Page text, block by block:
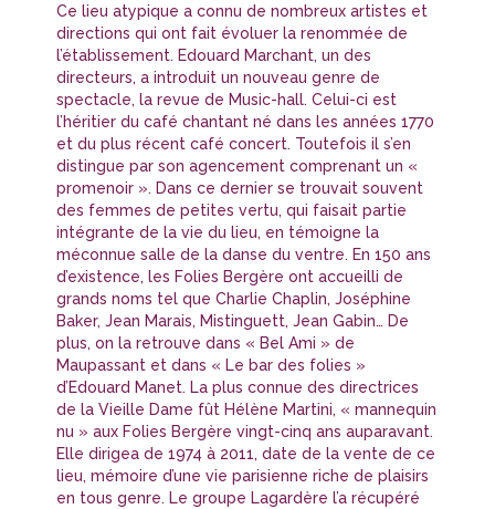
Ce lieu atypique a connu de nombreux artistes et
directions qui ont fait évoluer la renommée de
l’établissement. Edouard Marchant, un des
directeurs, a introduit un nouveau genre de
spectacle, la revue de Music-hall. Celui-ci est
l’héritier du café chantant né dans les années 1770
et du plus récent café concert. Toutefois il s’en
distingue par son agencement comprenant un «
promenoir ». Dans ce dernier se trouvait souvent
des femmes de petites vertu, qui faisait partie
intégrante de la vie du lieu, en témoigne la
méconnue salle de la danse du ventre. En 150 ans
d’existence, les Folies Bergère ont accueilli de
grands noms tel que Charlie Chaplin, Joséphine
Baker, Jean Marais, Mistinguett, Jean Gabin… De
plus, on la retrouve dans « Bel Ami » de
Maupassant et dans « Le bar des folies »
d’Edouard Manet. La plus connue des directrices
de la Vieille Dame fût Hélène Martini, « mannequin
nu » aux Folies Bergère vingt-cinq ans auparavant.
Elle dirigea de 1974 à 2011, date de la vente de ce
lieu, mémoire d’une vie parisienne riche de plaisirs
en tous genre. Le groupe Lagardère l’a récupéré